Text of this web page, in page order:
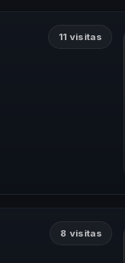
11 visitas
8 visitas